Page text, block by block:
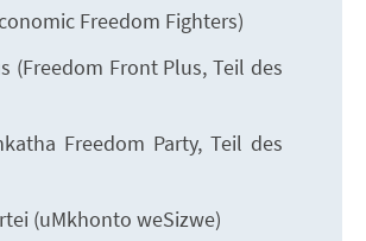
Freedom Fighters)
(Freedom Front Plus, Teil des
Freedom Party, Teil des
(uMkhonto weSizwe)